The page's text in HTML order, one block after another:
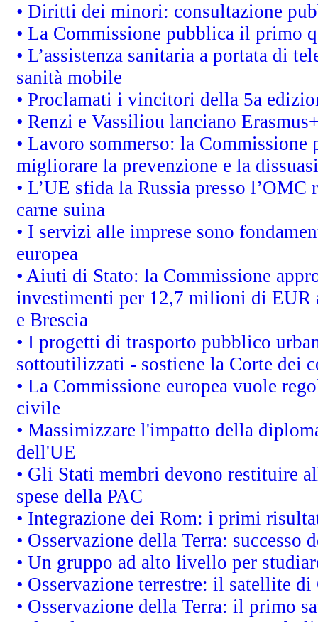
• Diritti dei minori: consultazione
• La Commissione pubblica il primo
• L’assistenza sanitaria a portata di
sanità mobile
• Proclamati i vincitori della 5a
• Renzi e Vassiliou lanciano
• Lavoro sommerso: la
migliorare la prevenzione e la
• L’UE sfida la Russia presso
carne suina
• I servizi alle imprese sono
europea
• Aiuti di Stato: la Commissione
investimenti per 12,7 milioni di EUR
e Brescia
• I progetti di trasporto pubblico
sottoutilizzati - sostiene la Corte dei
• La Commissione europea vuole
civile
• Massimizzare l'impatto della
dell'UE
• Gli Stati membri devono restituire
spese della PAC
• Integrazione dei Rom: i primi
• Osservazione della Terra:
• Un gruppo ad alto livello per
• Osservazione terrestre: il satellite
• Osservazione della Terra: il primo